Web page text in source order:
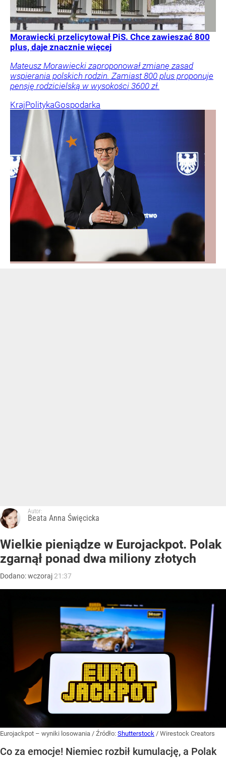
Morawiecki przelicytował PiS. Chce zawieszać 800
plus, daje znacznie więcej
Mateusz Morawiecki zaproponował zmianę zasad
wspierania polskich rodzin. Zamiast 800 plus proponuje
pensję rodzicielską w wysokości 3600 zł.
KrajPolitykaGospodarka
Autor:
Beata Anna Święcicka
Wielkie pieniądze w Eurojackpot. Polak
zgarnął ponad dwa miliony złotych
Dodano:wczoraj 21:37
Eurojackpot – wyniki losowania / Źródło: Shutterstock / Wirestock Creators
Co za emocje! Niemiec rozbił kumulację, a Polak